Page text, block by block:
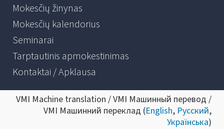
Mokesčių žinynas
Mokesčių kalendorius
Seminarai
Tarptautinis apmokestinimas
Kontaktai / Apklausa
VMI Machine translation / VMI Машинный перевод /
VMI Машинний переклад (English, Русский,
Українська)